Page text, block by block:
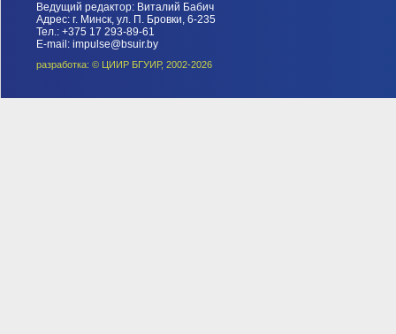
Ведущий редактор: Виталий Бабич
Адрес: г. Минск, ул. П. Бровки, 6-235
Тел.: +375 17 293-89-61
E-mail: impulse@bsuir.by
разработка: © ЦИИР БГУИР, 2002-2026